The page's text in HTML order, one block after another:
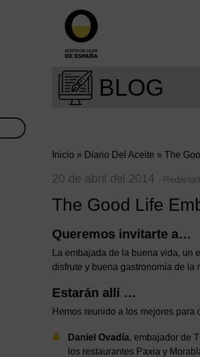
BLOG
Inicio » Diario Del Aceite » The
20 de abril del 2014 -
The Good Life
Queremos invitarte a…
La embajada de la buena vida,
disfrute y buena gastronomía de la
Estarán allí …
Hemos reunido a los mejores para
Daniel Ovadía, embajador de
los restaurantes Paxia y